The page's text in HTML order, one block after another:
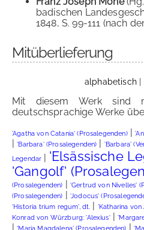
badischen
1848, S. 99-111 (nach
Mitüberlieferung
alphabetisch|
Mit diesem Werk sind
deutschsprachige Werke
'Agatha von Catania' (Prosalegenden)|
|'Barbara' (Prosalegenden) | 'Barbara'
Legendar | 'Elsässische
'Gangolf'
(Prosalegenden) | 'Gertrud von Nivelles'
(Prosalegenden) | 'Jodocus'
'Historia trium regum', dt. | 'Katharina von
Konrad von Würzburg: 'Alexius'|
| |